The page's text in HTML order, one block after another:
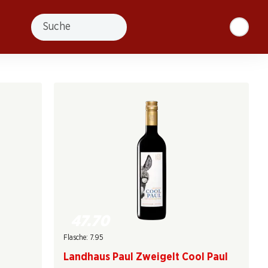
Suche
Flasche: 7.95
Landhaus Paul Zweigelt Cool Paul